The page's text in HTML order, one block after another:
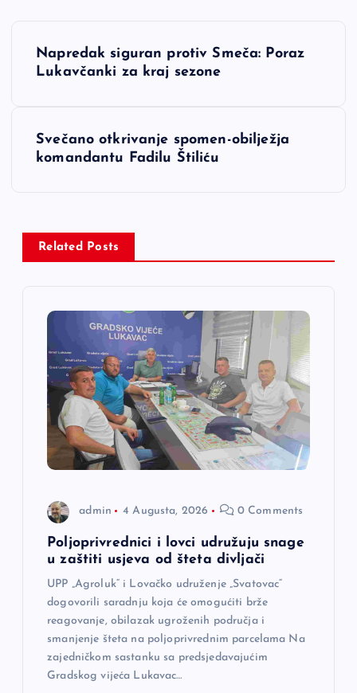
N
a
c
Napredak siguran protiv Smeča: Poraz
Lukavčanki za kraj sezone
Svečano otkrivanje spomen-obilježja
komandantu Fadilu Štiliću
Related Posts
admin 4 Augusta, 2026 0 Comments
Poljoprivrednici i lovci udružuju snage
u zaštiti usjeva od šteta divljači
UPP „Agroluk“ i Lovačko udruženje „Svatovac“
dogovorili saradnju koja će omogućiti brže
reagovanje, obilazak ugroženih područja i
smanjenje šteta na poljoprivrednim parcelama Na
zajedničkom sastanku sa predsjedavajućim
Gradskog vijeća Lukavac…